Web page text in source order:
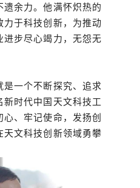
余力。他满怀炽热的
力于科技创新，为推动
进步尽心竭力，无怨无
一个不断探究、追求
时代中国天文科技工
、牢记使命，发扬创
文科技创新领域勇攀